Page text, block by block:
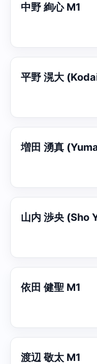
中野 絢心 M1
平野 滉大
増田 湧真
山内 渉央 (Sho
依田 健聖 M1
渡辺 敬太 M1